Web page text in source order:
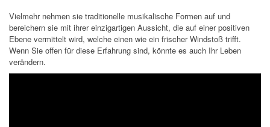
Vielmehr nehmen sie traditionelle musikalische Formen auf und
bereichern sie mit ihrer einzigartigen Aussicht, die auf einer positiven
Ebene vermittelt wird, welche einen wie ein frischer Windstoß trifft.
Wenn Sie offen für diese Erfahrung sind, könnte es auch Ihr Leben
verändern.